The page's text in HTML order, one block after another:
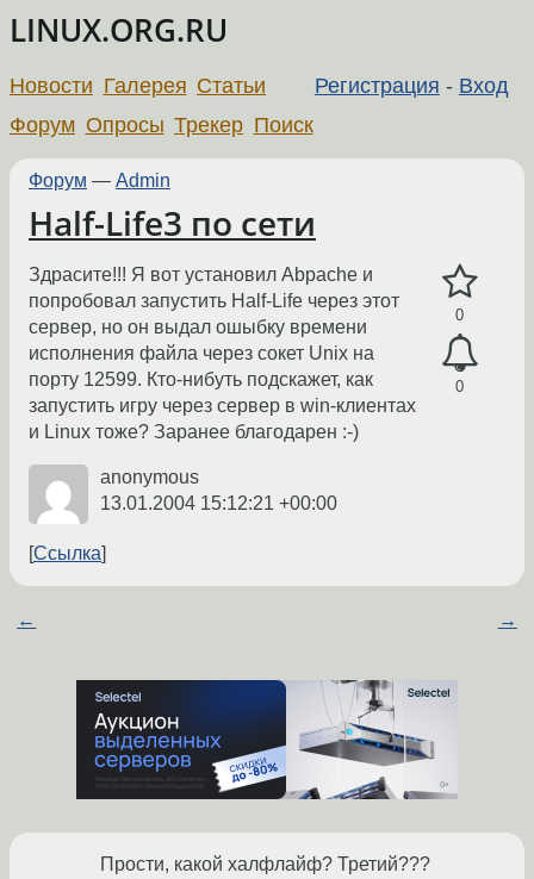
LINUX.ORG.RU
Регистрация - Вход
Новости Галерея Статьи
Форум Опросы Трекер Поиск
Форум — Admin
Half-Life3 по сети
0
0
Здрасите!!! Я вот установил Abpache и
попробовал запустить Half-Life через этот
сервер, но он выдал ошыбку времени
исполнения файла через сокет Unix на
порту 12599. Кто-нибуть подскажет, как
запустить игру через сервер в win-клиентах
и Linux тоже? Заранее благодарен :-)
anonymous
13.01.2004 15:12:21 +00:00
Ссылка
← →
Прости, какой халфлайф? Третий???